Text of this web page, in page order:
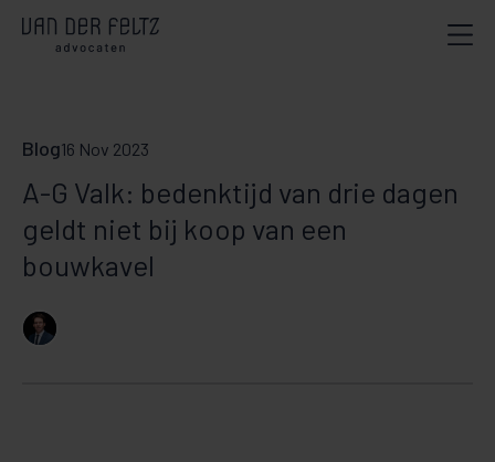
Blog16 Nov 2023
A-G Valk: bedenktijd van drie dagen
geldt niet bij koop van een
bouwkavel